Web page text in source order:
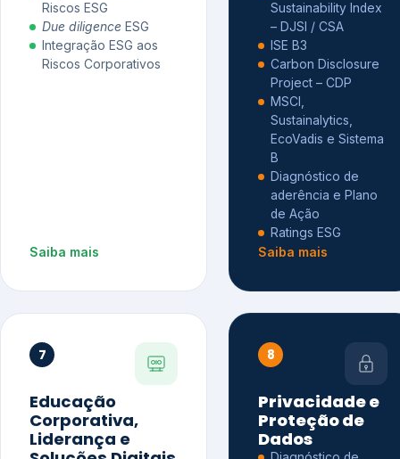
Riscos ESG
Due diligence ESG
Integração ESG aos
Riscos Corporativos
Saiba mais
Sustainability Index
– DJSI / CSA
ISE B3
Carbon Disclosure
Project – CDP
MSCI,
Sustainalytics,
EcoVadis e Sistema
B
Diagnóstico de
aderência e Plano
de Ação
Ratings ESG
Saiba mais
7
Educação
Corporativa,
Liderança e
8
Privacidade e
Proteção de
Dados